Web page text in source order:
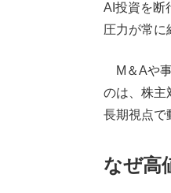
AI投資を断
圧力が常に
M＆Aや事
のは、株主
長期視点で
なぜ高